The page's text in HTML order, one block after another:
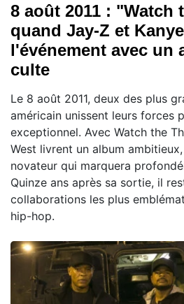
8 août 2011 : "Watch
quand Jay-Z et
l'événement avec un
culte
Le 8 août 2011, deux des plus
américain unissent leurs forces
exceptionnel. Avec Watch the
West livrent un album
novateur qui marquera
Quinze ans après sa sortie, il
collaborations les plus
hip-hop.